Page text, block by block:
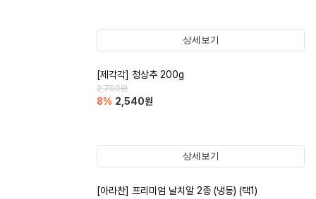
상세보기
[제각각] 청상추 200g
2,790원
8% 2,540원
상세보기
[아라찬] 프리미엄 날치알 2종 (냉동) (택1)